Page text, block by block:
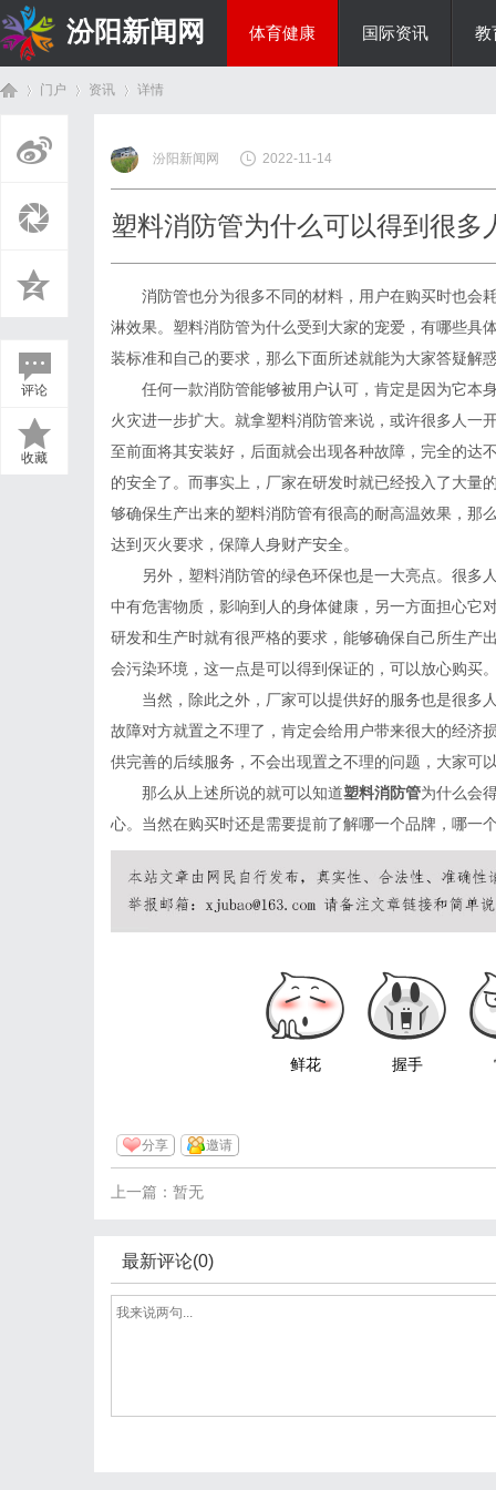
汾阳新闻网 体育健康 国际资讯 教
门户 资讯
›
详情
评论
收藏
汾阳新闻网 2022-11-14
塑料消防管为什么可以得到很多
消防管也分为很多不同的材料，用户在购买时也会
淋效果。塑料消防管为什么受到大家的宠爱，有哪些具
装标准和自己的要求，那么下面所述就能为大家答疑解
任何一款消防管能够被用户认可，肯定是因为它本
火灾进一步扩大。就拿塑料消防管来说，或许很多人一
至前面将其安装好，后面就会出现各种故障，完全的达
的安全了。而事实上，厂家在研发时就已经投入了大量
够确保生产出来的塑料消防管有很高的耐高温效果，那
达到灭火要求，保障人身财产安全。
另外，塑料消防管的绿色环保也是一大亮点。很多
中有危害物质，影响到人的身体健康，另一方面担心它
研发和生产时就有很严格的要求，能够确保自己所生产
会污染环境，这一点是可以得到保证的，可以放心购买
当然，除此之外，厂家可以提供好的服务也是很多
故障对方就置之不理了，肯定会给用户带来很大的经济
供完善的后续服务，不会出现置之不理的问题，大家可
那么从上述所说的就可以知道塑料消防管为什么会
心。当然在购买时还是需要提前了解哪一个品牌，哪一
鲜花 握手
分享 邀请
上一篇：暂无
最新评论(0)